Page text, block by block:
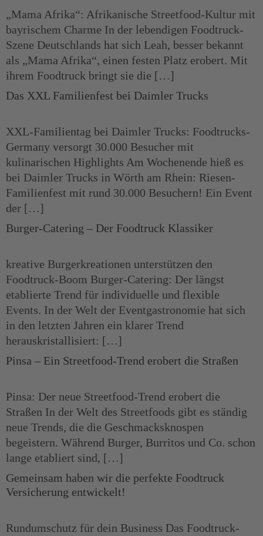
„Mama Afrika“: Afrikanische Streetfood-Kultur mit
bayrischem Charme In der lebendigen Foodtruck-
Szene Deutschlands hat sich Leah, besser bekannt
als „Mama Afrika“, einen festen Platz erobert. Mit
ihrem Foodtruck bringt sie die […]
Das XXL Familienfest bei Daimler Trucks
XXL-Familientag bei Daimler Trucks: Foodtrucks-
Germany versorgt 30.000 Besucher mit
kulinarischen Highlights Am Wochenende hieß es
bei Daimler Trucks in Wörth am Rhein: Riesen-
Familienfest mit rund 30.000 Besuchern! Ein Event
der […]
Burger-Catering – Der Foodtruck Klassiker
kreative Burgerkreationen unterstützen den
Foodtruck-Boom Burger-Catering: Der längst
etablierte Trend für individuelle und flexible
Events. In der Welt der Eventgastronomie hat sich
in den letzten Jahren ein klarer Trend
herauskristallisiert: […]
Pinsa – Ein Streetfood-Trend erobert die Straßen
Pinsa: Der neue Streetfood-Trend erobert die
Straßen In der Welt des Streetfoods gibt es ständig
neue Trends, die die Geschmacksknospen
begeistern. Während Burger, Burritos und Co. schon
lange etabliert sind, […]
Gemeinsam haben wir die perfekte Foodtruck
Versicherung entwickelt!
Rundumschutz für dein Business Das Foodtruck-